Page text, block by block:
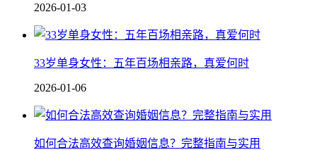
2026-01-03
33岁单身女性：五年百场相亲路，真爱何时
2026-01-06
如何合法高效查询婚姻信息？完整指南与实用